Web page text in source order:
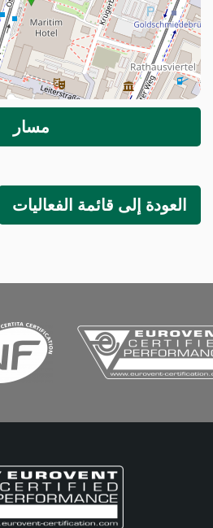
مسار
إلى قائمة الفعاليات